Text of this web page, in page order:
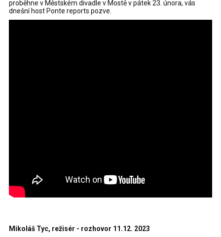
proběhne v Městském divadle v Mostě v pátek 23. února, vás
dnešní host Ponte reports pozve.
Mikoláš Tyc, režisér - rozhovor 11.12. 2023